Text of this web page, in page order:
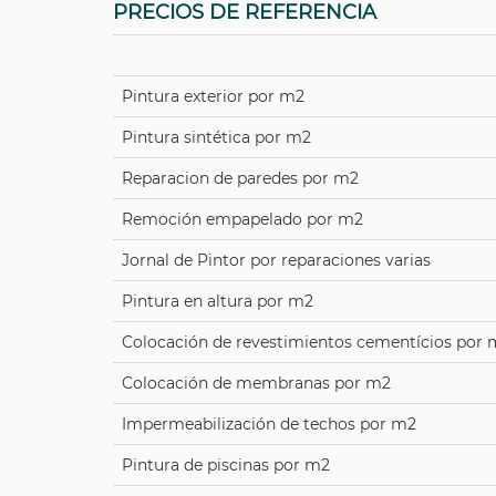
PRECIOS DE REFERENCIA
Pintura exterior por m2
Pintura sintética por m2
Reparacion de paredes por m2
Remoción empapelado por m2
Jornal de Pintor por reparaciones varias
Pintura en altura por m2
Colocación de revestimientos cementícios por
Colocación de membranas por m2
Impermeabilización de techos por m2
Pintura de piscinas por m2